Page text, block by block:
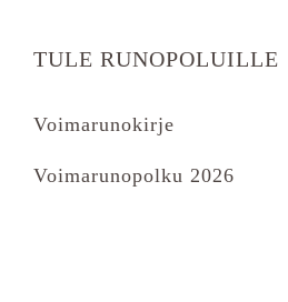
TULE RUNOPOLUILLE
Voimarunokirje
Voimarunopolku 2026